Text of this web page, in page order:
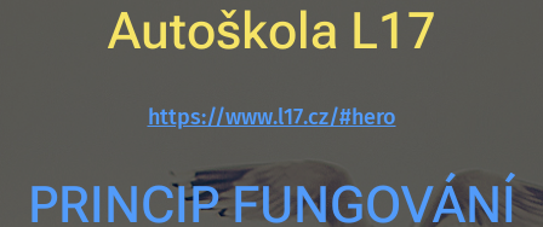
Autoškola L17
https://www.l17.cz/#hero
PRINCIP FUNGOVÁNÍ